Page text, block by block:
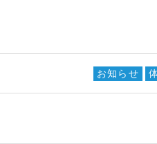
お知らせ